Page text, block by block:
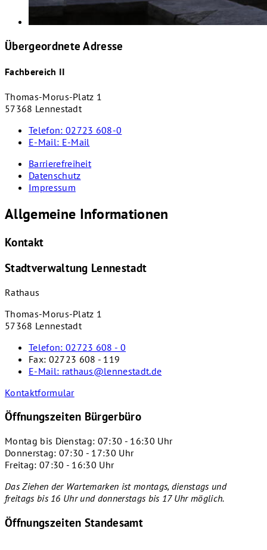
Übergeordnete Adresse
Fachbereich II
Thomas-Morus-Platz 1
57368 Lennestadt
Telefon: 02723 608-0
E-Mail: E-Mail
Barrierefreiheit
Datenschutz
Impressum
Allgemeine Informationen
Kontakt
Stadtverwaltung Lennestadt
Rathaus
Thomas-Morus-Platz 1
57368 Lennestadt
Telefon: 02723 608 - 0
Fax: 02723 608 - 119
E-Mail: rathaus@lennestadt.de
Kontaktformular
Öffnungszeiten Bürgerbüro
Montag bis Dienstag: 07:30 - 16:30 Uhr
Donnerstag: 07:30 - 17:30 Uhr
Freitag: 07:30 - 16:30 Uhr
Das Ziehen der Wartemarken ist montags, dienstags und
freitags bis 16 Uhr und donnerstags bis 17 Uhrmöglich.
Öffnungszeiten Standesamt